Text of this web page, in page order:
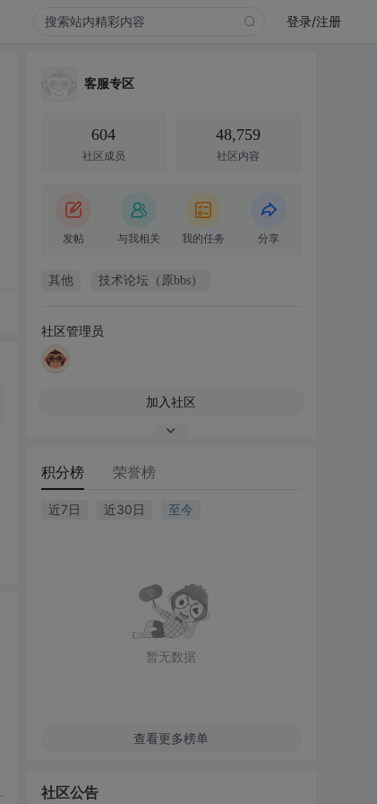
登录/注册
客服专区
604
社区成员
48,759
社区内容
发帖 与我相关 我的任务 分享
其他 技术论坛（原bbs）
社区管理员
加入社区
积分榜 荣誉榜
近7日 近30日 至今
暂无数据
查看更多榜单
社区公告